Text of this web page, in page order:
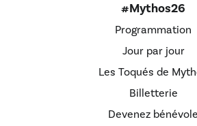
#Mythos26
Programmation
Jour par jour
Les Toqués de
Billetterie
Devenez bénévole